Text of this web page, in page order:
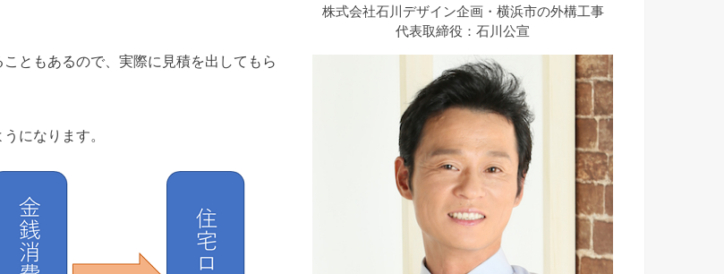
ともあるので、実際に見積を出してもら
になります。
株式会社石川デザイン企画・横浜市の外構工事
代表取締役：石川公宣